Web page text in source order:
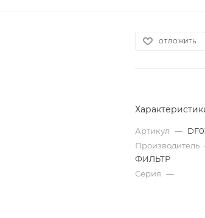
ОТЛОЖИТЬ
Артикул —
Производитель
ФИЛЬТР
Серия —